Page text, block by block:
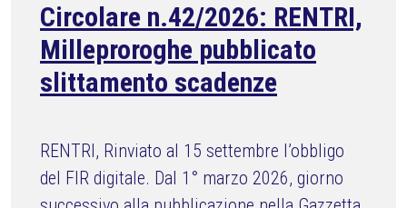
Circolare n.42/2026: RENTRI,
Milleproroghe pubblicato
slittamento scadenze
RENTRI, Rinviato al 15 settembre l’obbligo
del FIR digitale. Dal 1° marzo 2026, giorno